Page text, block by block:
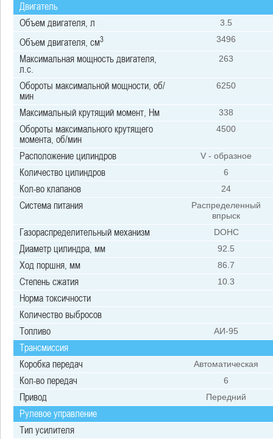
Двигатель
Объем двигателя, л
3.5
Объем двигателя, см3 3496
Максимальная мощность двигателя,
л.с.
263
Обороты максимальной мощности, об/
мин
6250
Максимальный крутящий момент, Нм 338
Обороты максимального крутящего
момента, об/мин
4500
Расположение цилиндров V - образное
Количество цилиндров 6
Кол-во клапанов 24
Система питания
Распределенный
впрыск
Газораспределительный механизм DOHC
Диаметр цилиндра, мм 92.5
Ход поршня, мм 86.7
Степень сжатия 10.3
Норма токсичности
Количество выбросов
Топливо
АИ-95
Трансмиссия
Коробка передач
Автоматическая
Кол-во передач 6
Привод Передний
Рулевое управление
Тип усилителя